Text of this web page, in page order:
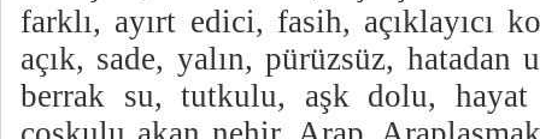
farklı, ayırt edici, fasih, açıklayıcı
açık, sade, yalın, pürüzsüz, hatadan
berrak su, tutkulu, aşk dolu,